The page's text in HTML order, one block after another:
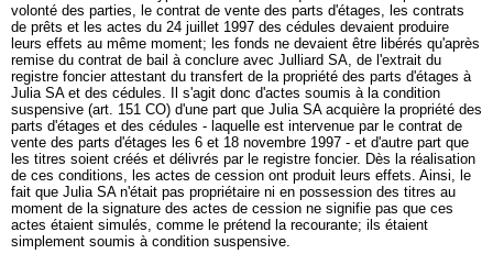
volonté des parties, le contrat de vente des parts d'étages, les contrats
de prêts et les actes du 24 juillet 1997 des cédules devaient produire
leurs effets au même moment; les fonds ne devaient être libérés qu'après
remise du contrat de bail à conclure avec Julliard SA, de l'extrait du
registre foncier attestant du transfert de la propriété des parts d'étages à
Julia SA et des cédules. Il s'agit donc d'actes soumis à la condition
suspensive (art. 151 CO) d'une part que Julia SA acquière la propriété des
parts d'étages et des cédules - laquelle est intervenue par le contrat de
vente des parts d'étages les 6 et 18 novembre 1997 - et d'autre part que
les titres soient créés et délivrés par le registre foncier. Dès la réalisation
de ces conditions, les actes de cession ont produit leurs effets. Ainsi, le
fait que Julia SA n'était pas propriétaire ni en possession des titres au
moment de la signature des actes de cession ne signifie pas que ces
actes étaient simulés, comme le prétend la recourante; ils étaient
simplement soumis à condition suspensive.